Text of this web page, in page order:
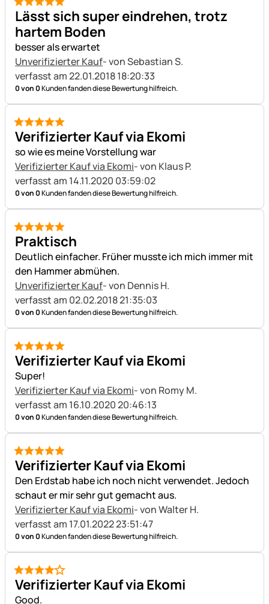
5 von 5
Lässt sich super eindrehen, trotz
hartem Boden
besser als erwartet
Unverifizierter Kauf- von Sebastian S.
verfasst am 22.01.2018 18:20:33
0 von 0Kunden fanden diese Bewertung hilfreich.
5 von 5
Verifizierter Kauf via Ekomi
so wie es meine Vorstellung war
Verifizierter Kauf via Ekomi- von Klaus P.
verfasst am 14.11.2020 03:59:02
0 von 0Kunden fanden diese Bewertung hilfreich.
5 von 5
Praktisch
Deutlich einfacher. Früher musste ich mich immer mit
den Hammer abmühen.
Unverifizierter Kauf- von Dennis H.
verfasst am 02.02.2018 21:35:03
0 von 0Kunden fanden diese Bewertung hilfreich.
5 von 5
Verifizierter Kauf via Ekomi
Super!
Verifizierter Kauf via Ekomi- von Romy M.
verfasst am 16.10.2020 20:46:13
0 von 0Kunden fanden diese Bewertung hilfreich.
5 von 5
Verifizierter Kauf via Ekomi
Den Erdstab habe ich noch nicht verwendet. Jedoch
schaut er mir sehr gut gemacht aus.
Verifizierter Kauf via Ekomi- von Walter H.
verfasst am 17.01.2022 23:51:47
0 von 0Kunden fanden diese Bewertung hilfreich.
4 von 5
Verifizierter Kauf via Ekomi
Good.